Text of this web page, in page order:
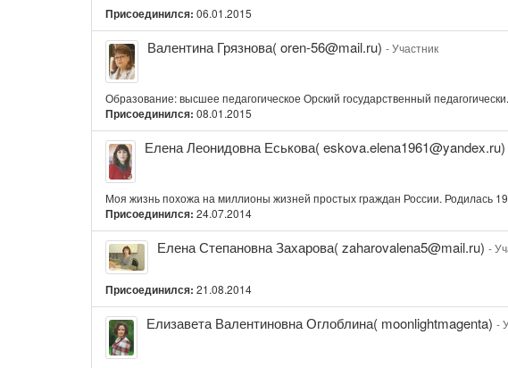
Присоединился: 06.01.2015
Валентина
Грязнова(
oren-
56@mail.ru)
Валентина Грязнова( oren-56@mail.ru) - Участник
Образование: высшее педагогическое Орский государственный
Присоединился: 08.01.2015
Елена
Леонидовна
Еськова(
eskova.elena1961@yandex.ru)
Елена Леонидовна Еськова( eskova.elena1961@yandex.ru)
Моя жизнь похожа на миллионы жизней простых граждан России. Родилась
Присоединился: 24.07.2014
Елена
Степановна
Захарова(
zaharovalena5@mail.ru)
Елена Степановна Захарова( zaharovalena5@mail.ru) -
Присоединился: 21.08.2014
Елизавета
Валентиновна
Оглоблина(
Елизавета Валентиновна Оглоблина( moonlightmagenta) -